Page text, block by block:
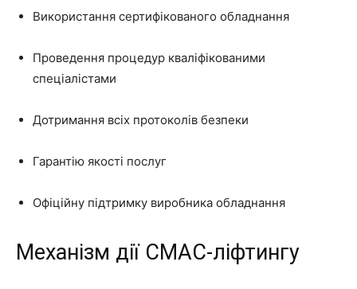
Використання сертифікованого обладнання
Проведення процедур кваліфікованими
спеціалістами
Дотримання всіх протоколів безпеки
Гарантію якості послуг
Офіційну підтримку виробника обладнання
Механізм дії СМАС-ліфтингу